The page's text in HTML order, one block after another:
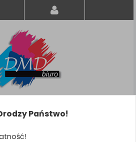
Państwo!